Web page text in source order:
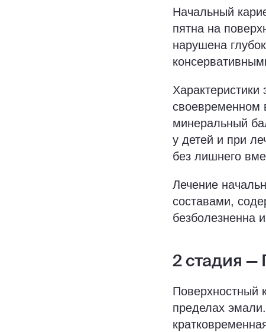
Начальный
пятна на
нарушена
своевременном
минеральный
у детей и при
без лишнего
Лечение
составами,
безболезненна
2 стадия —
Поверхностный
пределах